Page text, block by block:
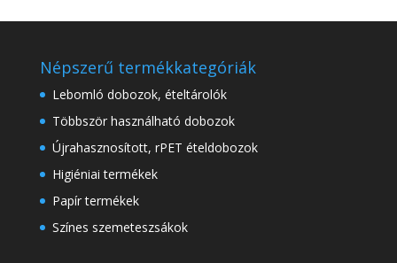
Népszerű termékkategóriák
Lebomló dobozok, ételtárolók
Többször használható dobozok
Újrahasznosított, rPET ételdobozok
Higiéniai termékek
Papír termékek
Színes szemeteszsákok